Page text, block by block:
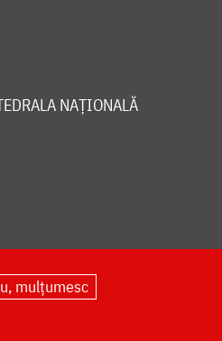
NAȚIONALĂ
mulțumesc